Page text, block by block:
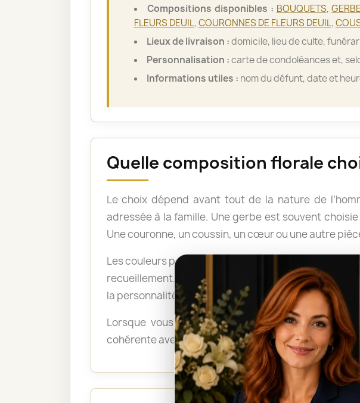
Compositions disponibles : BOUQUETS,
FLEURS DEUIL,COURONNES DE FLEURS DEUIL,
Lieux de livraison :domicile, lieu de culte,
Personnalisation :carte de condoléances et,
Informations utiles : nom du défunt, date et
Quelle composition florale
Le choix dépend avant tout de la nature de
adressée à la famille. Une gerbe est souvent
Une couronne, un coussin, un cœur ou une autre
Les couleurs peuvent également porter un
recueillement. Les tons pastel apportent douceur
la personnalité du défunt ou exprimer un
Lorsque vous ne savez pas quelle forme ou
cohérente avec le lieu, le déroulement de la